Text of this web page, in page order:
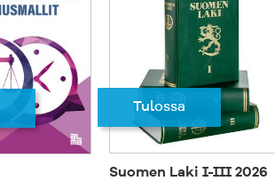
Tulossa
Suomen Laki I-III 2026